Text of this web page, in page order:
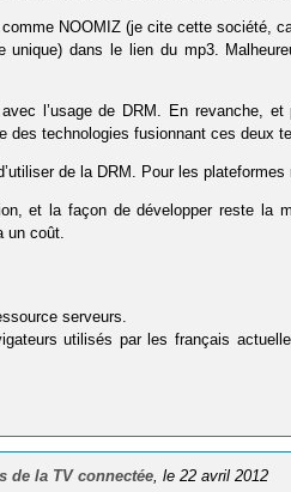
NOOMIZ (je cite cette société,
dans le lien du mp3.
l’usage de DRM. En revanche,
des technologies fusionnant ces deux
de la DRM. Pour les
et la façon de développer reste la
un coût.
serveurs.
utilisés par les français
de la TV connectée, le 22 avril 2012